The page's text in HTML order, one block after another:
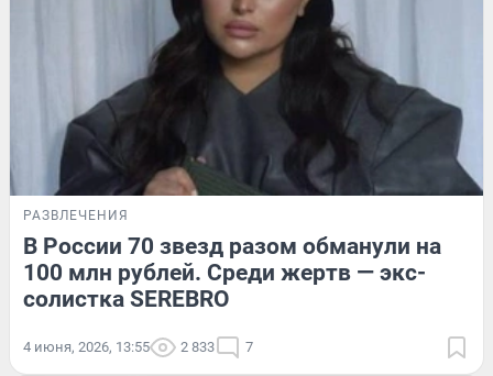
РАЗВЛЕЧЕНИЯ
В России 70 звезд разом обманули на
100 млн рублей. Среди жертв — экс-
солистка SEREBRO
4 июня, 2026, 13:55 2 833 7